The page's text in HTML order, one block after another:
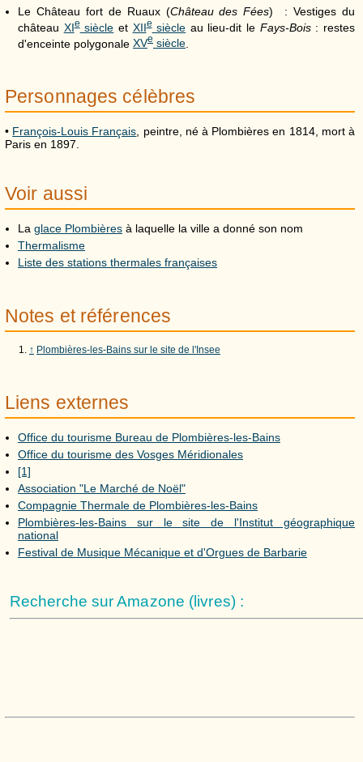
Le Château fort de Ruaux (Château des Fées) : Vestiges du
château XIesiècle et XIIesiècle au lieu-dit le Fays-Bois: restes
d'enceinte polygonale XVe siècle
Personnages célèbres
• François-Louis Français, peintre, né à Plombières en 1814, mort à
Paris en 1897.
Voir aussi
La glace Plombières à laquelle la ville a donné son nom
Thermalisme
Liste des stations thermales françaises
Notes et références
↑ Plombières-les-Bains sur le site de l'Insee
Liens externes
Office du tourisme Bureau de Plombières-les-Bains
Office du tourisme des Vosges Méridionales
[1]
Association "Le Marché de Noël"
Compagnie Thermale de Plombières-les-Bains
Plombières-les-Bains sur le site de l'Institut géographique
national
Festival de Musique Mécanique et d'Orgues de Barbarie
Recherche sur Amazone (livres) :